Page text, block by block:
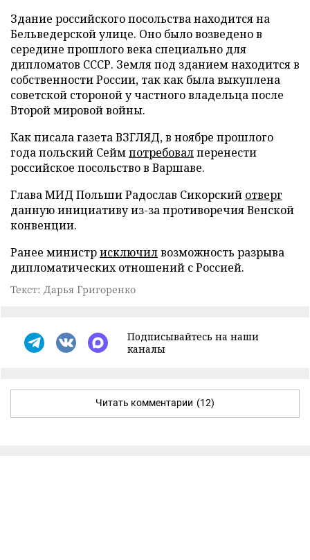
Здание российского посольства находится на
Бельведерской улице. Оно было возведено в
середине прошлого века специально для
дипломатов СССР. Земля под зданием находится в
собственности России, так как была выкуплена
советской стороной у частного владельца после
Второй мировой войны.
Как писала газета ВЗГЛЯД, в ноябре прошлого
года польский Сеймпотребовалперенести
российское посольство в Варшаве.
Глава МИД Польши Радослав Сикорский отверг
данную инициативу из-за противоречия Венской
конвенции.
Ранее министрисключилвозможность разрыва
дипломатических отношений с Россией.
Текст: Дарья Григоренко
Подписывайтесь на наши
каналы
Читать комментарии (12)